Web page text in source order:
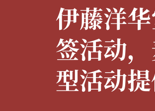
伊藤洋华
签活动
型活动